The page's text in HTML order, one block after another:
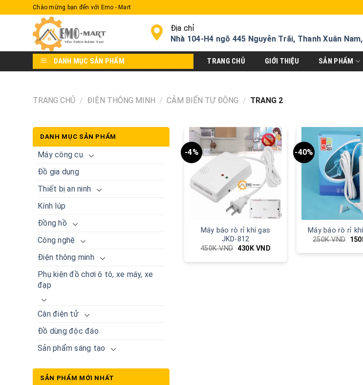
to
Chào mừng bạn đến với Emo - Mart
Địa chỉ
Nhà 104-H4 ngõ 445 Nguyễn Trãi, Thanh Xuân
DANH MỤC SẢN PHẨM TRANG CHỦ GIỚI THIỆU SẢN PHẨM
TRANG CHỦ / ĐIỆN THÔNG MINH / CẢM BIẾN TỰ ĐỘNG / TRANG 2
DANH MỤC SẢN PHẨM
Máy công cụ
Đồ gia dụng
Thiết bị an ninh
Kính lúp
Đồng hồ
Công nghệ
Điện thông minh
Phụ kiện đồ chơi ô tô, xe máy, xe
đạp
Cân điện tử
Đồ dùng độc đáo
Sản phẩm sáng tạo
SẢN PHẨM MỚI NHẤT
-4%
Máy báo rò rỉ khí gas
JKD-812
450KVND 430KVND
-40%
Máy báo rò rỉ
250KVND